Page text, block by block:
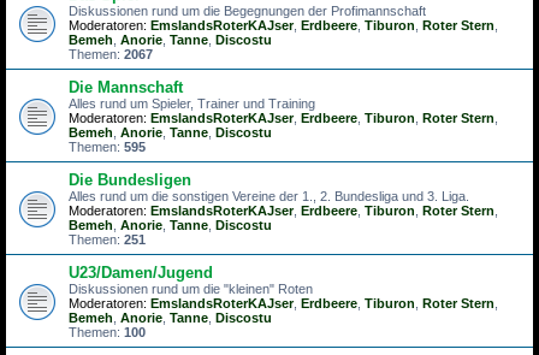
Diskussionen rund um die Begegnungen der Profimannschaft
Moderatoren: EmslandsRoterKAJser, Erdbeere Tiburon Roter Stern
Bemeh Anorie Tanne Discostu
Themen: 2067
Die Mannschaft
Alles rund um Spieler, Trainer und Training
Moderatoren: EmslandsRoterKAJser, Erdbeere Tiburon Roter Stern
Bemeh Anorie Tanne Discostu
Themen: 595
Die Bundesligen
Alles rund um die sonstigen Vereine der 1., 2. Bundesliga und 3. Liga.
Moderatoren: EmslandsRoterKAJser, Erdbeere Tiburon Roter Stern
Bemeh Anorie Tanne Discostu
Themen: 251
U23/Damen/Jugend
Diskussionen rund um die "kleinen" Roten
Moderatoren: EmslandsRoterKAJser, Erdbeere Tiburon Roter Stern
Bemeh Anorie Tanne Discostu
Themen: 100